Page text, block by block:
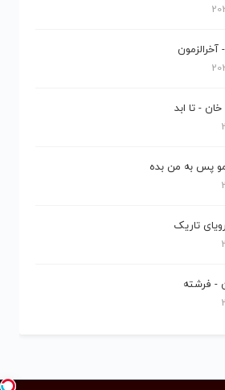
آخرالزمون
- تا ابد
پس به من بده
تاریک
- فرشته